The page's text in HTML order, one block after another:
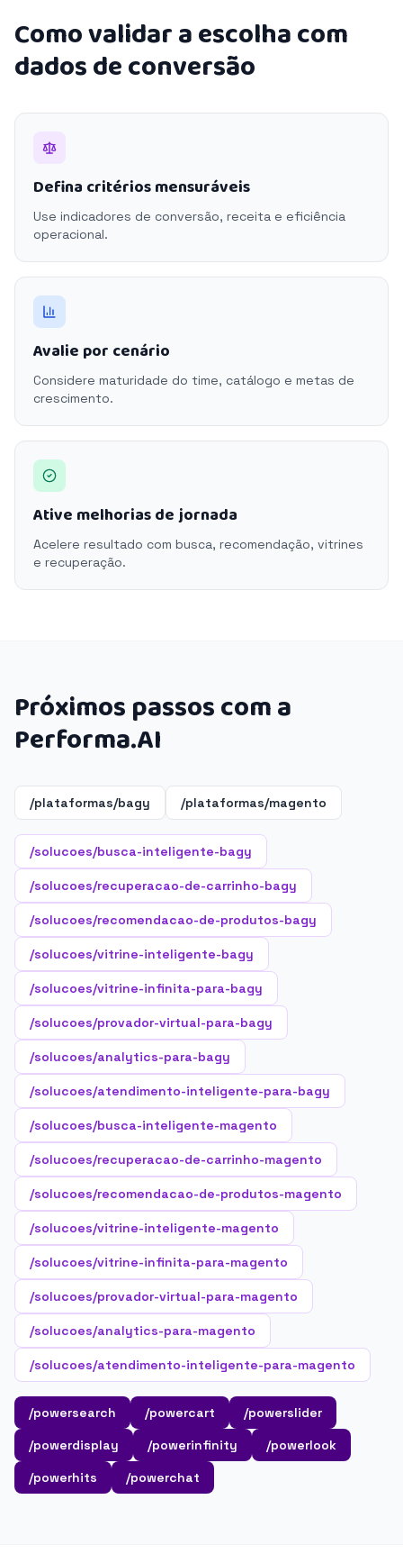
Como validar a escolha com
dados de conversão
Defina critérios mensuráveis
Use indicadores de conversão, receita e eficiência
operacional.
Avalie por cenário
Considere maturidade do time, catálogo e metas de
crescimento.
Ative melhorias de jornada
Acelere resultado com busca, recomendação, vitrines
e recuperação.
Próximos passos com a
Performa.AI
/plataformas/bagy /plataformas/magento
/solucoes/busca-inteligente-bagy
/solucoes/recuperacao-de-carrinho-bagy
/solucoes/recomendacao-de-produtos-bagy
/solucoes/vitrine-inteligente-bagy
/solucoes/vitrine-infinita-para-bagy
/solucoes/provador-virtual-para-bagy
/solucoes/analytics-para-bagy
/solucoes/atendimento-inteligente-para-bagy
/solucoes/busca-inteligente-magento
/solucoes/recuperacao-de-carrinho-magento
/solucoes/recomendacao-de-produtos-magento
/solucoes/vitrine-inteligente-magento
/solucoes/vitrine-infinita-para-magento
/solucoes/provador-virtual-para-magento
/solucoes/analytics-para-magento
/solucoes/atendimento-inteligente-para-magento
/powersearch /powercart
/powerslider
/powerdisplay
/powerinfinity
/powerlook
/powerhits
/powerchat